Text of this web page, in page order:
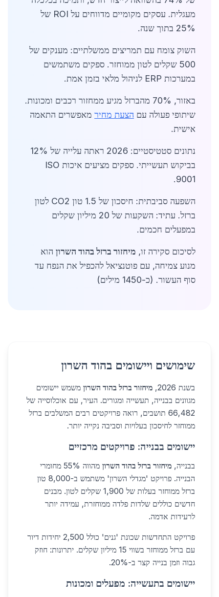
מעגלית. עסקים מקומיים מדווחים על ROI של
25% בתוך שנה.
השוק צומח עם תמריצים ממשלתיים: מענקים של
500 שקלים לטון ממוחזר. ספקים משתמשים
במערכות ERP לניהול מלאי בזמן אמת.
באזור, 70% מהברזל מגיע ממחזור רכבים ומכונות.
שיתופי פעולה עם הצעת מחיר מאפשרים התאמה
אישית.
נתונים סטטיסטיים: 2026 ראתה עלייה של 12%
בביקוש תעשייתי. ספקים מציעים איכות ISO
9001.
השפעה סביבתית: חיסכון של 1.5 טון CO2 לטון
ברזל. עתיד: השקעות של 20 מיליון שקלים
במפעלים חכמים.
לסיכום סקירה זו, מיחזור ברזל בהוד השרון הוא
מנוע צמיחה, עם פוטנציאל להכפיל את הנפח עד
סוף העשור. (כ-1450 מילים)
שימושים ויישומים בהוד השרון
בשנת 2026, מיחזור ברזל בהוד השרון משמש יישומים
מגוונים בבנייה, תעשייה ומגורים. העיר, עם אוכלוסייה של
66,482 תושבים, רואה פרויקטים רבים המשלבים ברזל
ממוחזר לחיסכון בעלויות וסביבה נקייה יותר.
יישומים בבנייה: פרויקטים מרכזיים
בבנייה, מיחזור ברזל בהוד השרון
מהווה 55% מחומרי
הבנייה. פרויקט 'מגדלי השרון' משתמש ב-8,000 טון
ברזל ממוחזר בעלות של 1,900 שקלים לטון. מבנים
חדשים כוללים שלדות פלדה ממוחזרת, עמידה יותר
לרעידות אדמה.
פרויקט התחדשות שכונת 'גנים' כולל 2,500 יחידות דיור
עם ברזל ממוחזר בשווי 15 מיליון שקלים. יתרונות: חוזק
גבוה וזמן בנייה קצר ב-20%.
יישומים בתעשייה: מפעלים ומכונות